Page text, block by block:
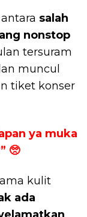
salah
nonstop
tersuram
muncul
tiket konser
ya muka
🥺
kulit
ada